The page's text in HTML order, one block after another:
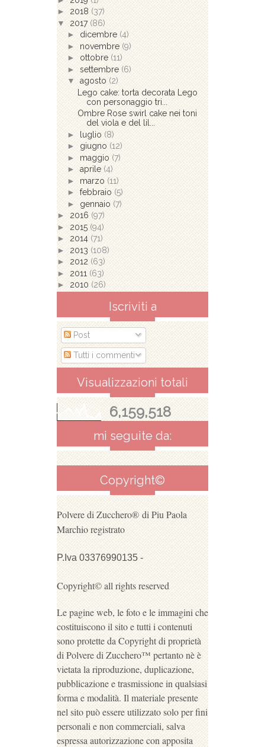
► 2018 (37)
▼ 2017 (86)
► dicembre (4)
► novembre (9)
► ottobre (11)
► settembre (6)
▼ agosto (2)
Lego cake: torta decorata Lego
con personaggio tri...
Ombre Rose swirl cake nei toni
del viola e del lil...
►
luglio (8)
► giugno (12)
► maggio (7)
► aprile (4)
► marzo (11)
► febbraio (5)
► gennaio (7)
► 2016 (97)
► 2015 (94)
► 2014 (71)
► 2013 (108)
► 2012 (63)
► 2011 (63)
► 2010 (26)
Iscriviti a
Post
Tutti i commenti
Visualizzazioni totali
6,159,518
mi seguite da:
Copyright©
Polvere di Zucchero® di Piu Paola
Marchio registrato
P.Iva 03376990135 -
Copyright© all rights reserved
Le pagine web, le foto e le immagini che
costituiscono il sito e tutti i contenuti
sono protette da Copyright di proprietà
di Polvere di Zucchero™ pertanto nè è
vietata la riproduzione, duplicazione,
pubblicazione e trasmissione in qualsiasi
forma e modalità. Il materiale presente
nel sito può essere utilizzato solo per fini
personali e non commerciali, salva
espressa autorizzazione con apposita